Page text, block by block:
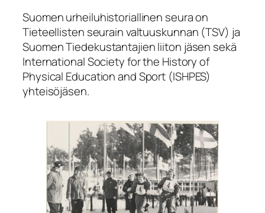
Suomen urheiluhistoriallinen seura on
Tieteellisten seurain valtuuskunnan (TSV) ja
Suomen Tiedekustantajien liiton jäsen sekä
International Society for the History of
Physical Education and Sport (ISHPES)
yhteisöjäsen.